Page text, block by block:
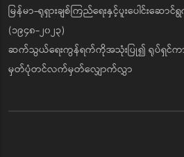
မြန်မာ-ရုရှားချစ်ကြည်ရေးနှင့်ပူးပေါင်းဆ
(၁၉၄၈-၂၀၂၃)
ဆက်သွယ်ရေးကွန်ရက်ကိုအသုံးပြု၍ ရုပ်ရှင်ကာ
မှတ်ပုံတင်လက်မှတ်လျှောက်လွှာ